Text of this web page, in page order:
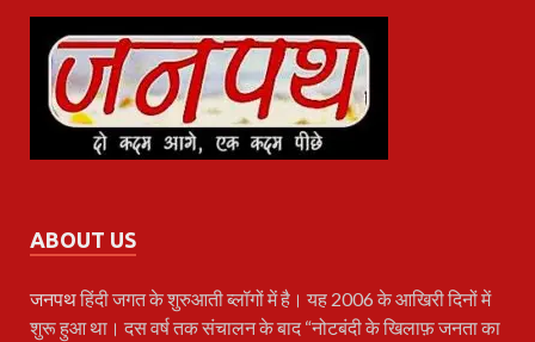
ABOUT US
जनपथहिंदी जगत के शुरुआती ब्लॉगों में है। यह 2006 के आखिरी दिनों में
शुरू हुआ था। दस वर्ष तक संचालन के बाद “नोटबंदी के खिलाफ़ जनता का